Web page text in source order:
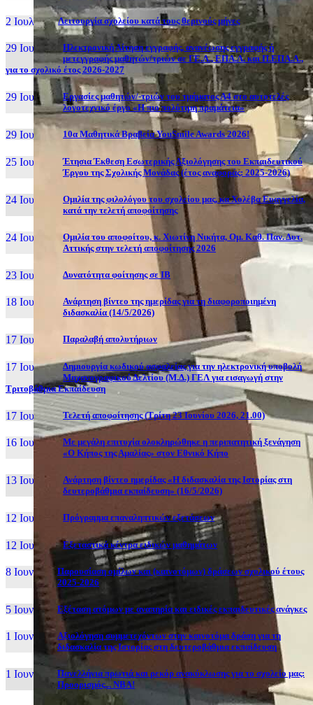
2 Ιουλ, 26 Λειτουργία σχολείου κατά τους θερινούς μήνες
29 Ιουν, 26
Ηλεκτρονική Αίτηση εγγραφής, ανανέωσης εγγραφής ή
μετεγγραφής μαθητών/τριών σε ΓΕ.Λ., ΕΠΑ.Λ. και Π.ΕΠΑ.Λ.,
για το σχολικό έτος 2026-2027
29 Ιουν, 26
Εργασίες μαθητών/-τριών του τμήματος Α4 στο αυτοτελές
λογοτεχνικό έργο «Η πιο πολύτιμη πραμάτεια»
29 Ιουν, 26 10α Μαθητικά Βραβεία YouSmile Awards 2026!
25 Ιουν, 26
Έτησια Έκθεση Εσωτερικής Αξιολόγησης του Εκπαιδευτικού
Έργου της Σχολικής Μονάδας (έτος αναφοράς: 2025-2026)
24 Ιουν, 26
Ομιλία της φιλολόγου του σχολείου μας, κα Χολέβα Ευαγγελία,
κατά την τελετή αποφοίτησης
24 Ιουν, 26
Ομιλία του αποφοίτου, κ. Χιωτίνη Νικήτα, Ομ. Καθ. Παν. Δυτ.
Αττικής στην τελετή αποφοίτησης 2026
23 Ιουν, 26 Δυνατότητα φοίτησης σε ΙΒ
18 Ιουν, 26
Ανάρτηση βίντεο της ημερίδας για τη διαφοροποιημένη
διδασκαλία (14/5/2026)
17 Ιουν, 26 Παραλαβή απολυτήριων
17 Ιουν, 26
Δημιουργία κωδικού ασφαλείας για την ηλεκτρονική υποβολή
Μηχανογραφικού Δελτίου (Μ.Δ.) ΓΕΛ για εισαγωγή στην
Τριτοβάθμια Εκπαίδευση
17 Ιουν, 26 Τελετή αποφοίτησης (Τρίτη 23 Ιουνίου 2026, 21.00)
16 Ιουν, 26
Με μεγάλη επιτυχία ολοκληρώθηκε η περιπατητική ξενάγηση
«Ο Κήπος της Αμαλίας» στον Εθνικό Κήπο
13 Ιουν, 26
Ανάρτηση βίντεο ημερίδας «Η διδασκαλία της Ιστορίας στη
δευτεροβάθμια εκπαίδευση» (16/5/2026)
12 Ιουν, 26 Πρόγραμμα επαναληπτικών εξετάσεων
12 Ιουν, 26 Εξεταστικά κέντρα ειδικών μαθημάτων
8 Ιουν, 26
Παρουσίαση ομίλων και (καινοτόμων) δράσεων σχολικού έτους
2025-2026
5 Ιουν, 26 Εξέταση ατόμων με αναπηρία και ειδικές εκπαιδευτικές ανάγκες
1 Ιουν, 26
Αξιολόγηση συμμετεχόντων στην καινοτόμα δράση για τη
διδασκαλία της Ιστορίας στη δευτεροβάθμια εκπαίδευση
1 Ιουν, 26
Πανελλήνια πρωτιά και ρεκόρ ανακύκλωσης για το σχολείο μας:
Προορισμός... NBA!